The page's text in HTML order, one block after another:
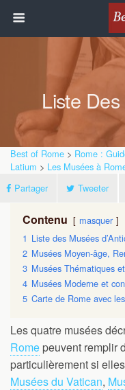
Liste
Best of Rome > Rome :
Latium > Les Musées à
Partager
Tweeter
Contenu
masquer
1 Liste des Musées
2 Musées Moyen-âge,
3 Musées Thématiques
4 Musées Moderne et
5 Carte de Rome avec
Les quatre musées
Rome peuvent remplir
particulièrement si
Musées du Vatican,